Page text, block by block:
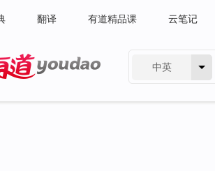
翻译 有道精品课 云笔记
中英